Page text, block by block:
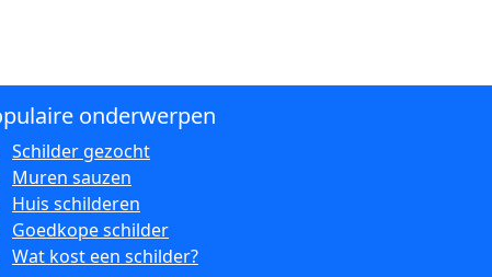
onderwerpen
Schilder gezocht
Muren sauzen
Huis schilderen
Goedkope schilder
Wat kost een schilder?